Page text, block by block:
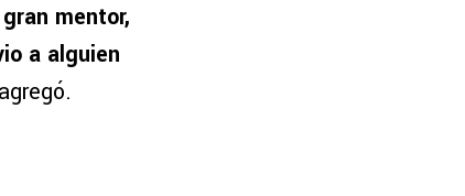
mentor,
a alguien